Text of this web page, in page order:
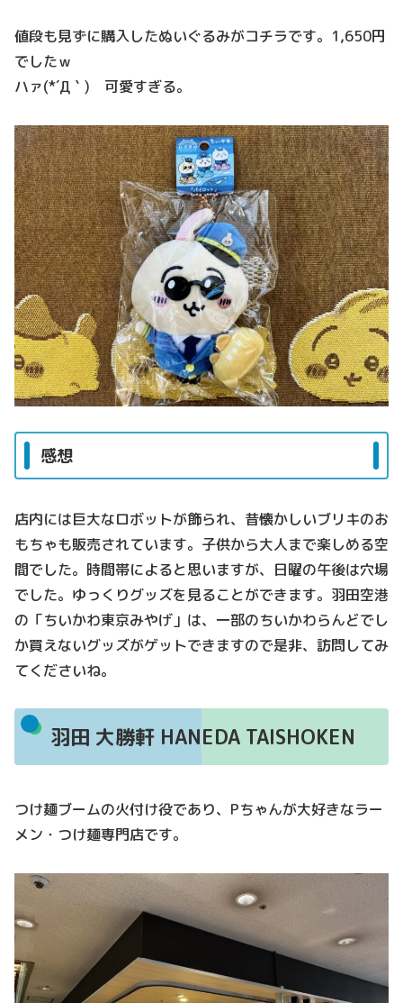
値段も見ずに購入したぬいぐるみがコチラです。1,650円
でしたｗ
ハァ(*´Д｀) 可愛すぎる。
感想
店内には巨大なロボットが飾られ、昔懐かしいブリキのお
もちゃも販売されています。子供から大人まで楽しめる空
間でした。時間帯によると思いますが、日曜の午後は穴場
でした。ゆっくりグッズを見ることができます。羽田空港
の「ちいかわ東京みやげ」は、一部のちいかわらんどでし
か買えないグッズがゲットできますので是非、訪問してみ
てくださいね。
羽田 大勝軒 HANEDA TAISHOKEN
つけ麺ブームの火付け役であり、Pちゃんが大好きなラー
メン・つけ麺専門店です。